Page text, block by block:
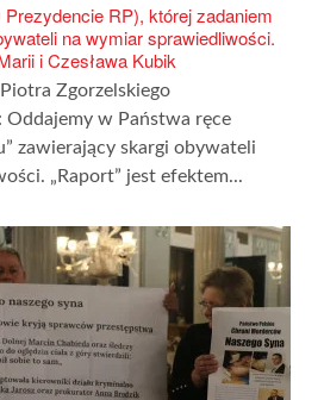
RP), której zadaniem
na wymiar sprawiedliwości.
i Czesława Kubik
Zgorzelskiego
Oddajemy w Państwa ręce
zawierający skargi obywateli
„Raport” jest efektem...